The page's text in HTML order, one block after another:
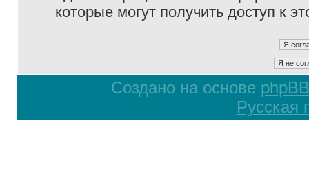
которые могут получить доступ к
Создано на основе phpBB
Русская